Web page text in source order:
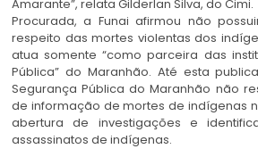
Amarante”, relata Gilderlan Silva, do Cimi.
Procurada, a Funai afirmou não
respeito das mortes violentas dos
atua somente “como parceira das
Pública” do Maranhão. Até esta
Segurança Pública do Maranhão não
de informação de mortes de indígenas
abertura de investigações e
assassinatos de indígenas.